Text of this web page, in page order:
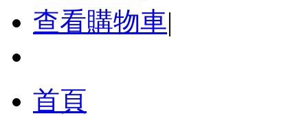
查看購物車|
首頁